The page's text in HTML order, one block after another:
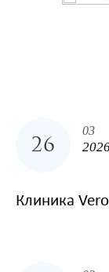
26
03
Клиника